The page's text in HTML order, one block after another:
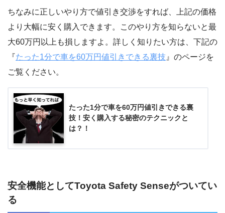
ちなみに正しいやり方で値引き交渉をすれば、上記の価格
より大幅に安く購入できます。このやり方を知らないと最
大60万円以上も損しますよ。詳しく知りたい方は、下記の
『たった1分で車を60万円値引きできる裏技 』のページを
ご覧ください。
たった1分で車を60万円値引きできる裏
技！安く購入する秘密のテクニックと
は？！
安全機能としてToyota Safety Senseがついてい
る